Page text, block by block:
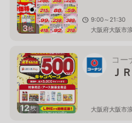
3枚
9:00～21:30
大阪府大阪市
12枚
コー
Ｊ
大阪府大阪市